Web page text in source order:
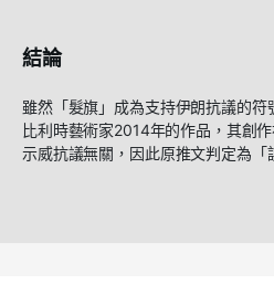
結論
雖然「髮旗」成為支持伊朗抗議的
比利時藝術家2014年的作品，其創
示威抗議無關，因此原推文判定為「